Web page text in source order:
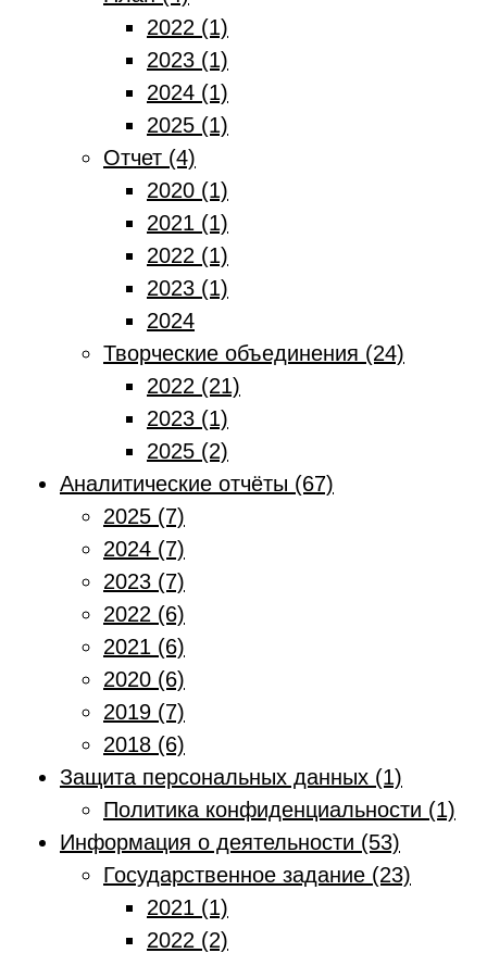
2022 (1)
2023 (1)
2024 (1)
2025 (1)
Отчет (4)
2020 (1)
2021 (1)
2022 (1)
2023 (1)
2024
Творческие объединения (24)
2022 (21)
2023 (1)
2025 (2)
Аналитические отчёты (67)
2025 (7)
2024 (7)
2023 (7)
2022 (6)
2021 (6)
2020 (6)
2019 (7)
2018 (6)
Защита персональных данных (1)
Политика конфиденциальности (1)
Информация о деятельности (53)
Государственное задание (23)
2021 (1)
2022 (2)